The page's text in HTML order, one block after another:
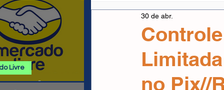
PROMOÇÕES
Livre
Magazine Luiza
Smartphones
no Pix//
30 de abr.